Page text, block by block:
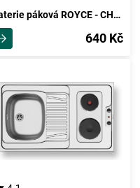
Baterie páková ROYCE - CHROM
640 Kč